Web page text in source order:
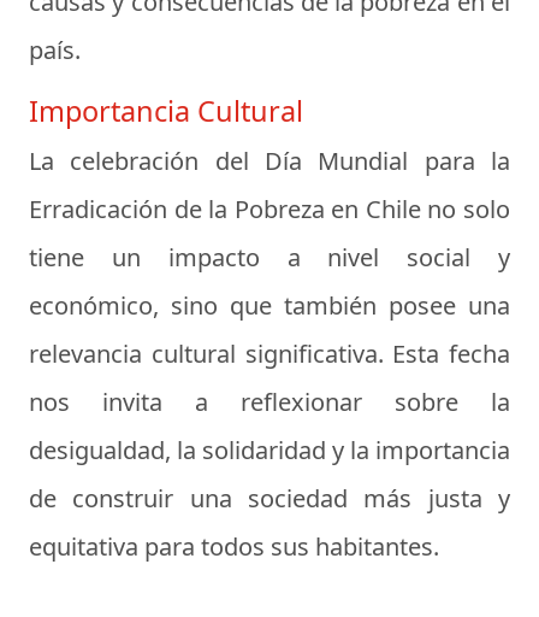
país.
Importancia Cultural
La celebración del Día Mundial para la
Erradicación de la Pobreza en Chile no solo
tiene un impacto a nivel social y
económico, sino que también posee una
relevancia cultural significativa. Esta fecha
nos invita a reflexionar sobre la
desigualdad, la solidaridad y la importancia
de construir una sociedad más justa y
equitativa para todos sus habitantes.